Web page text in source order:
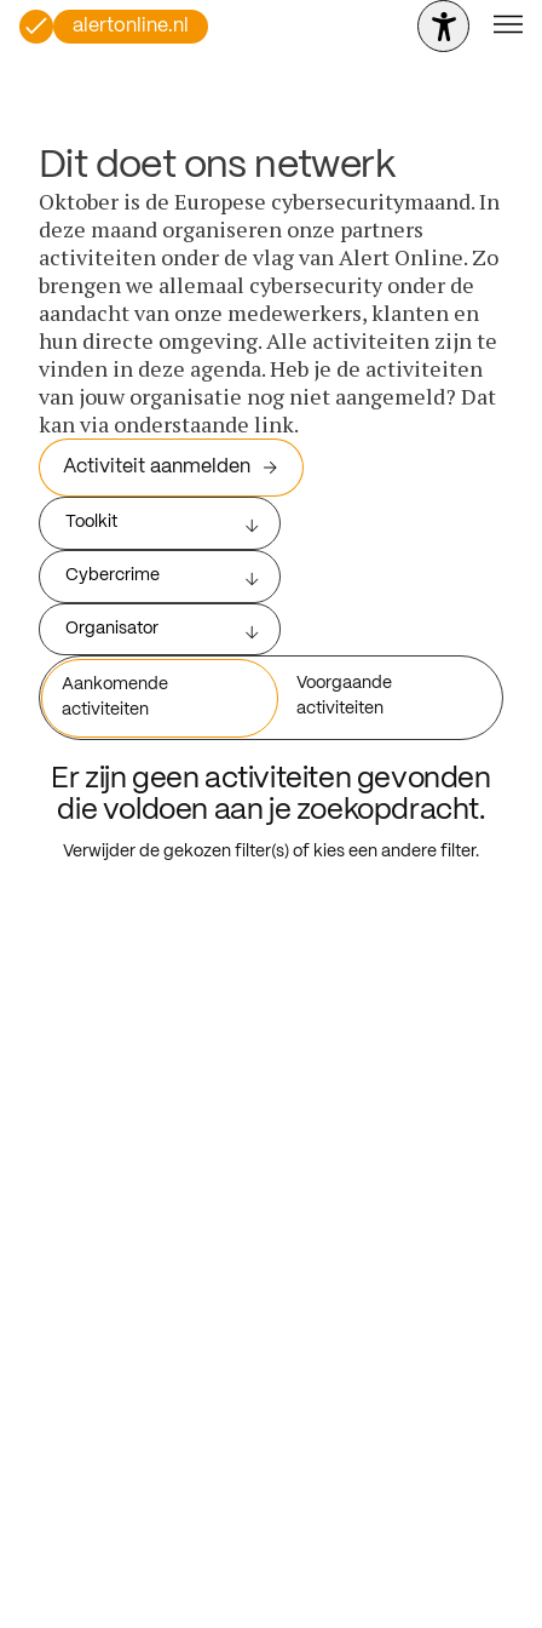
alertonline.nl
Dit doet ons netwerk
Oktober is de Europese cybersecuritymaand. In
deze maand organiseren onze partners
activiteiten onder de vlag van Alert Online. Zo
brengen we allemaal cybersecurity onder de
aandacht van onze medewerkers, klanten en
hun directe omgeving. Alle activiteiten zijn te
vinden in deze agenda. Heb je de activiteiten
van jouw organisatie nog niet aangemeld? Dat
kan via onderstaande link.
Activiteit aanmelden
Toolkit
Cybercrime
Organisator
Aankomende
activiteiten
Voorgaande
activiteiten
Er zijn geen activiteiten gevonden
die voldoen aan je zoekopdracht.
Verwijder de gekozen filter(s) of kies een andere filter.